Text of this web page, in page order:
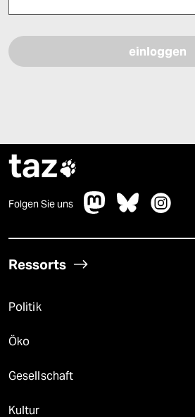
taz
Folgen Sie uns
Ressorts
Politik
Öko
Gesellschaft
Kultur